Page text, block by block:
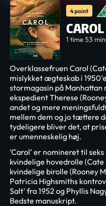
4 point
CAROL
1 time 53
Overklassefruen Carol
mislykket ægteskab i
stormagasin på Manhattan
ekspedient Therese
andet og mere
mellem dem og jo tættere
tydeligere bliver det, at
er umenneskelig høj.
’Carol’ er nomineret til
kvindelige hovedrolle
kvindelige birolle (Rooney
Patricia Highsmiths
Salt' fra 1952 og Phyllis
Bedste manuskript.